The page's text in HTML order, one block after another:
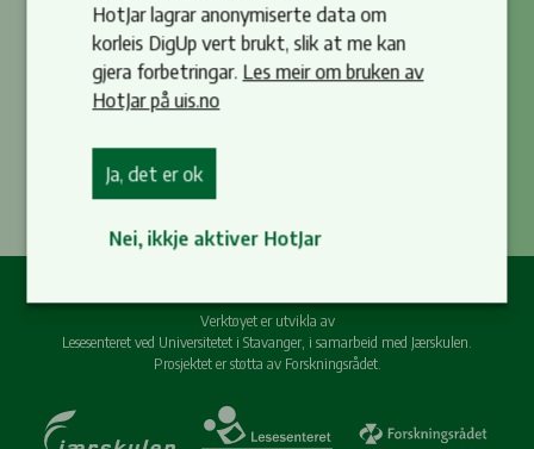
Opprett konto
eller
Verktøyet er utvikla av
Lesesenteret ved Universitetet i Stavanger, i samarbeid med Jærskulen.
Prosjektet er støtta av Forskningsrådet.
HotJar lagrar anonymiserte data om
korleis DigUp vert brukt, slik at me kan
gjera forbetringar. Les meir om bruken av
HotJar på uis.no
Ja, det er ok
Nei, ikkje aktiver HotJar